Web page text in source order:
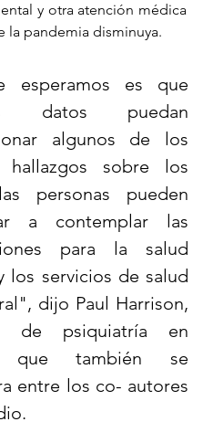
y otra atención médica
la pandemia disminuya.
esperamos es que
datos puedan
algunos de los
hallazgos sobre los
personas pueden
a contemplar las
para la salud
los servicios de salud
dijo Paul Harrison,
de psiquiatría en
que también se
entre los co- autores